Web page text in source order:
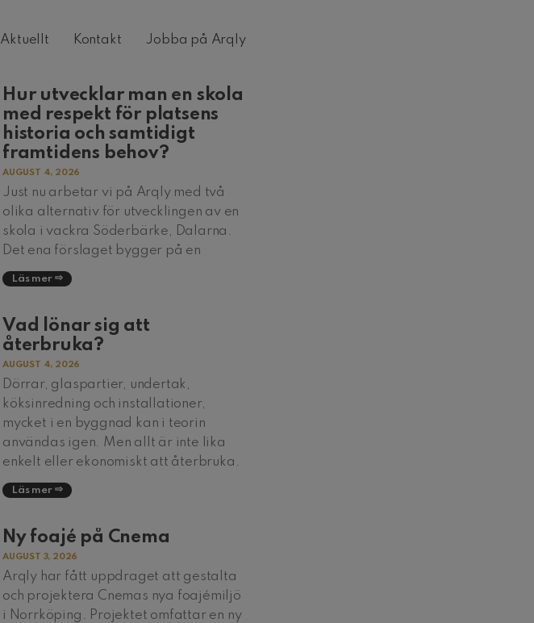
Aktuellt Kontakt Jobba på Arqly
Hur utvecklar man en skola
med respekt för platsens
historia och samtidigt
framtidens behov?
AUGUST 4, 2026
Just nu arbetar vi på Arqly med två
olika alternativ för utvecklingen av en
skola i vackra Söderbärke, Dalarna.
Det ena förslaget bygger på en
Läs mer
Vad lönar sig att
återbruka?
AUGUST 4, 2026
Dörrar, glaspartier, undertak,
köksinredning och installationer,
mycket i en byggnad kan i teorin
användas igen. Men allt är inte lika
enkelt eller ekonomiskt att återbruka.
Läs mer
Ny foajé på Cnema
AUGUST 3, 2026
Arqly har fått uppdraget att gestalta
och projektera Cnemas nya foajémiljö
i Norrköping. Projektet omfattar en ny